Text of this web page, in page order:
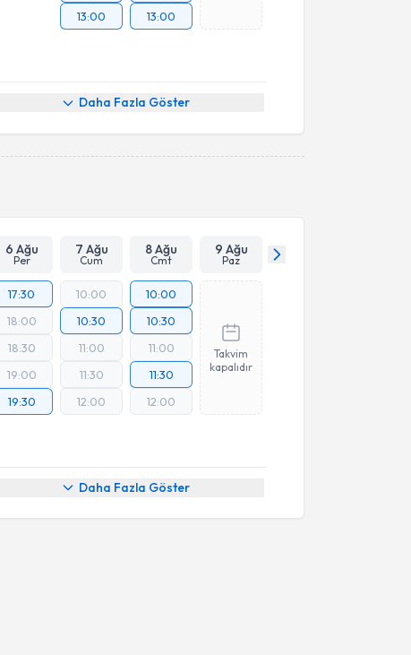
13:00
13:00
Daha Fazla Göster
6 Ağu
Per
7 Ağu
Cum
8 Ağu
Cmt
9 Ağu
Paz
17:30
18:00
18:30
19:00
19:30
10:00
10:30
11:00
11:30
12:00
10:00
10:30
11:00
11:30
12:00
Takvim
kapalıdır
Daha Fazla Göster